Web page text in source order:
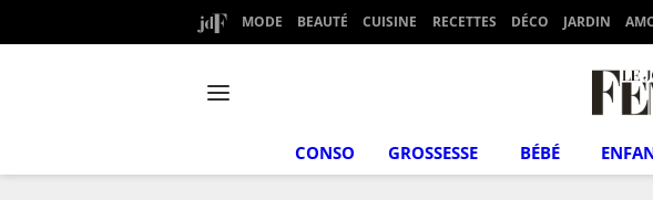
MODE BEAUTÉ CUISINE RECETTES DÉCO JARDIN
CONSO GROSSESSE BÉBÉ